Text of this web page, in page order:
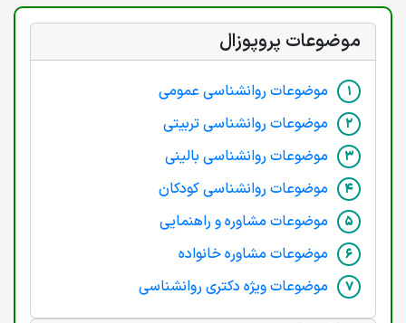
موضوعات پروپوزال
موضوعات روانشناسی عمومی
موضوعات روانشناسی تربیتی
موضوعات روانشناسی بالینی
موضوعات روانشناسی کودکان
موضوعات مشاوره و راهنمایی
موضوعات مشاوره خانواده
موضوعات ویژه دکتری روانشناسی